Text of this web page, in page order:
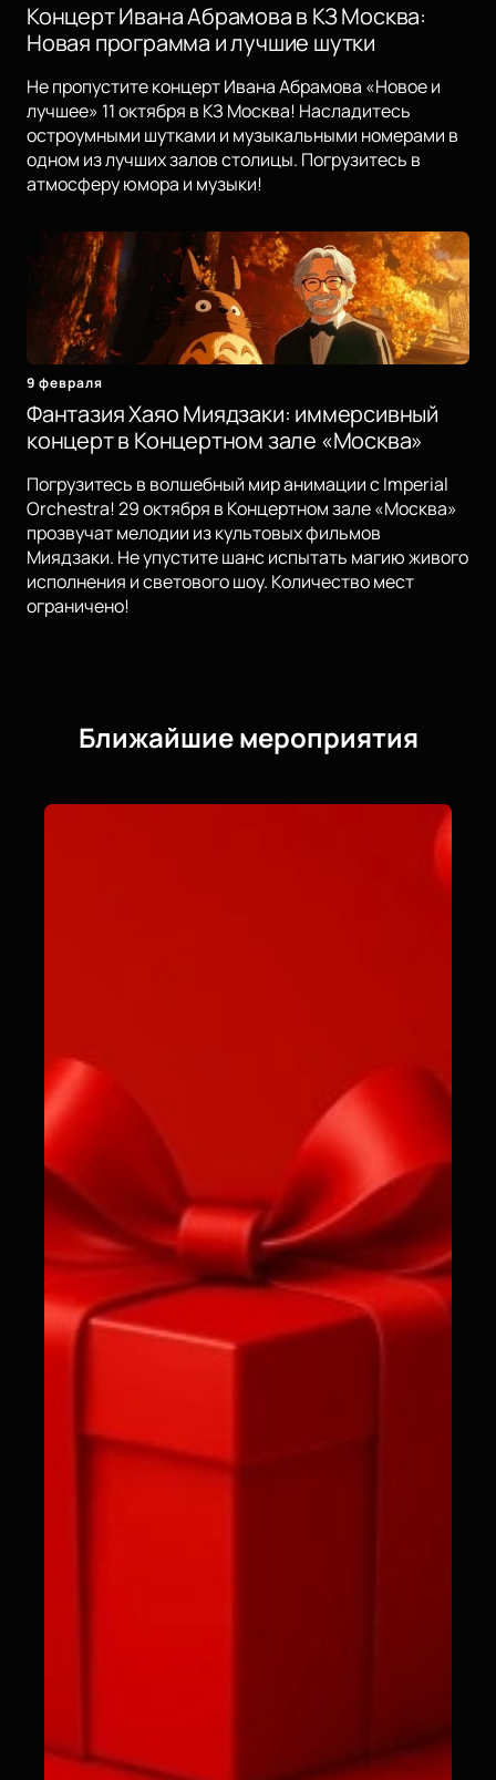
Концерт Ивана Абрамова в КЗ Москва:
Новая программа и лучшие шутки
Не пропустите концерт Ивана Абрамова «Новое и
лучшее» 11 октября в КЗ Москва! Насладитесь
остроумными шутками и музыкальными номерами в
одном из лучших залов столицы. Погрузитесь в
атмосферу юмора и музыки!
9 февраля
Фантазия Хаяо Миядзаки: иммерсивный
концерт в Концертном зале «Москва»
Погрузитесь в волшебный мир анимации с Imperial
Orchestra! 29 октября в Концертном зале «Москва»
прозвучат мелодии из культовых фильмов
Миядзаки. Не упустите шанс испытать магию живого
исполнения и светового шоу. Количество мест
ограничено!
Ближайшие мероприятия